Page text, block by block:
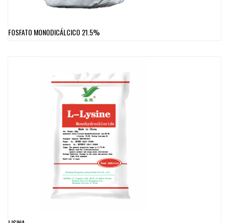
FOSFATO MONODICÁLCICO 21.5%